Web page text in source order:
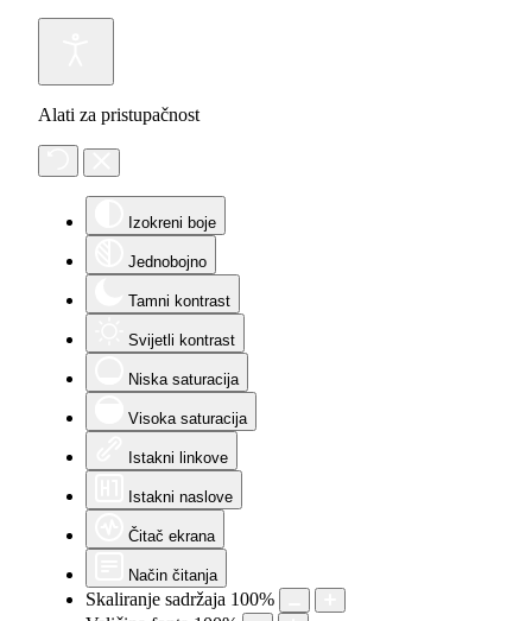
Alati za pristupačnost
Izokreni boje
Jednobojno
Tamni kontrast
Svijetli kontrast
Niska saturacija
Visoka saturacija
Istakni linkove
Istakni naslove
Čitač ekrana
Način čitanja
Skaliranje sadržaja 100%